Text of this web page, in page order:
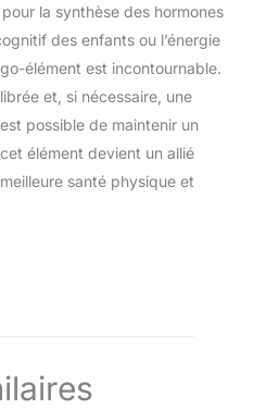
la synthèse des hormones
des enfants ou l’énergie
élément est incontournable.
et, si nécessaire, une
possible de maintenir un
élément devient un allié
santé physique et